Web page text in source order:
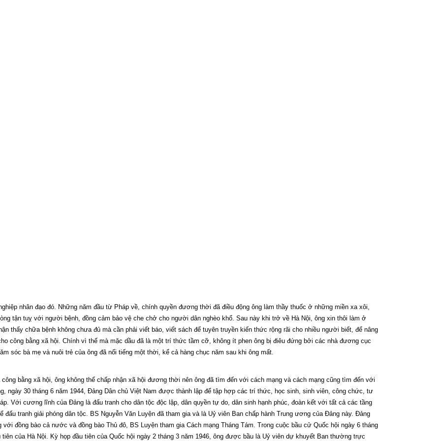
nhân đạo đó. Những năm đầu từ Pháp về, chính quyền đương thời đã điều động ông làm thầy thuốc ở những miền xa xôi,
tận tuỵ với người bệnh, đồng cảm bảo vệ che chở cho người dân nghèo khổ. Sau này khi trở về Hà Nội, ông xin thôi làm ở
thấy chữa bệnh không chưa đủ mà cần phải viết báo, viết sách để tuyên truyền kiến thức rộng rãi cho nhiều người biết, để nâng
công bằng xã hội. Chính vì thế mà mặc dầu đã là một trí thức tầm cỡ, không ít phen ông bị điêu đứng bởi các nhà đương cục
sóc bà mẹ và nuôi trẻ của ông đã nổi tiếng một thời, kể cả hàng chục năm sau khi ông mất.
bằng xã hội, ông không thể chấp nhận xã hội đương thời nên ông đã tìm đến với cách mạng và cách mạng cũng tìm đến với
ngày 30 tháng 6 năm 1944, Đảng Dân chủ Việt Nam được thành lập để tập hợp các trí thức, học sinh, sinh viên, công chức, tư
Với cương lĩnh của Đảng là đấu tranh cho dân tộc độc lập, dân quyền tự do, dân sinh hạnh phúc, đoàn kết với tất cả các tầng
đấu tranh giải phóng dân tộc. BS Nguyễn Văn Luyện đã tham gia và là Uỷ viên Ban chấp hành Trung ương của Đảng này. Đảng
đồng bào cả nước và đồng bào Thủ đô, BS Luyện tham gia Cách mạng Tháng Tám. Trong cuộc bầu cử Quốc hội ngày 6 tháng
của Hà Nội. Kỳ họp đầu tiên của Quốc hội ngày 2 tháng 3 năm 1946, ông được bầu là Uỷ viên dự khuyết Ban thường trực